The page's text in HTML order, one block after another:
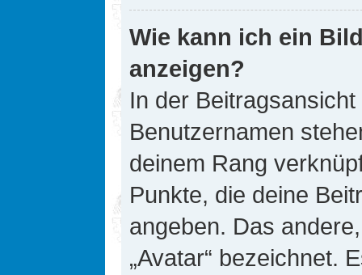
Wie kann ich ein
anzeigen?
In der
Benutzernamen
deinem Rang
Punkte, die deine
angeben. Das
„Avatar“ bezeichnet.